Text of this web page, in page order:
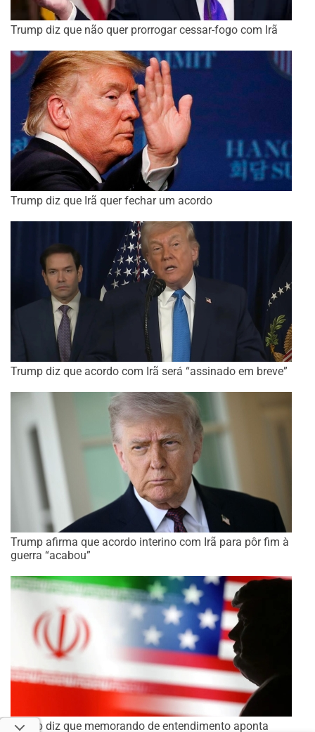
Trump diz que não quer prorrogar cessar-fogo com Irã
Trump diz que Irã quer fechar um acordo
Trump diz que acordo com Irã será “assinado em breve”
Trump afirma que acordo interino com Irã para pôr fim à
guerra “acabou”
Trump diz que memorando de entendimento aponta